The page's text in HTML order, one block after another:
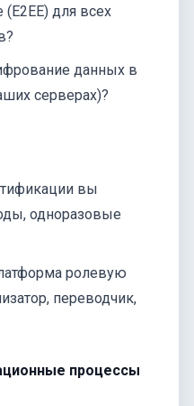
для всех
данных в
серверах)?
вы
одноразовые
ролевую
переводчик,
процессы